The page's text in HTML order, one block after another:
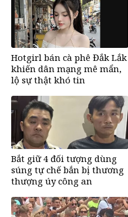
Hotgirl bán cà phê Đắk Lắk
khiến dân mạng mê mẩn,
lộ sự thật khó tin
Bắt giữ 4 đối tượng dùng
súng tự chế bắn bị thương
thượng úy công an